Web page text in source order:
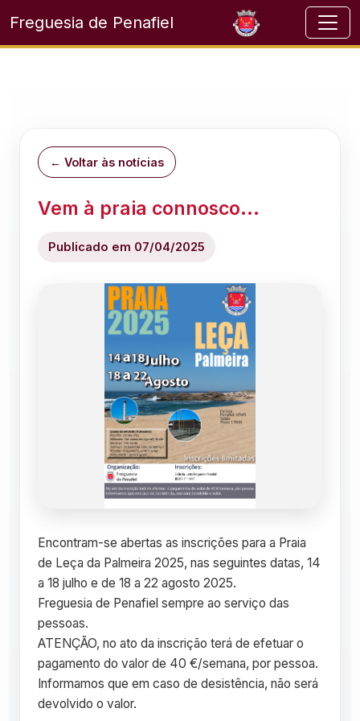
Freguesia de Penafiel
← Voltar às notícias
Vem à praia connosco...
Publicado em 07/04/2025
Encontram-se abertas as inscrições para a Praia
de Leça da Palmeira 2025, nas seguintes datas, 14
a 18 julho e de 18 a 22 agosto 2025.
Freguesia de Penafiel sempre ao serviço das
pessoas.
ATENÇÃO, no ato da inscrição terá de efetuar o
pagamento do valor de 40 €/semana, por pessoa.
Informamos que em caso de desistência, não será
devolvido o valor.